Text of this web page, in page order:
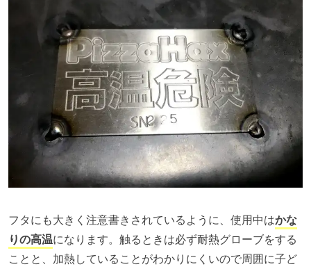
フタにも大きく注意書きされているように、使用中はかな
りの高温になります。触るときは必ず耐熱グローブをする
ことと、加熱していることがわかりにくいので周囲に子ど